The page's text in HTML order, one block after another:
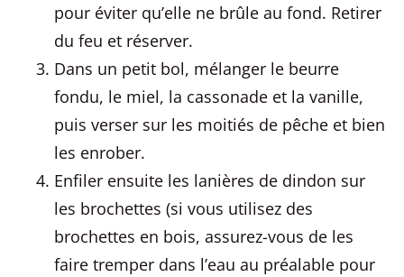
pour éviter qu’elle ne brûle au fond. Retirer
du feu et réserver.
Dans un petit bol, mélanger le beurre
fondu, le miel, la cassonade et la vanille,
puis verser sur les moitiés de pêche et bien
les enrober.
Enfiler ensuite les lanières de dindon sur
les brochettes (si vous utilisez des
brochettes en bois, assurez-vous de les
faire tremper dans l’eau au préalable pour